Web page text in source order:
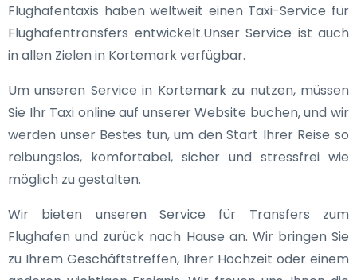
Flughafentaxis haben weltweit einen Taxi-Service für
Flughafentransfers entwickelt.Unser Service ist auch
in allen Zielen in Kortemark verfügbar.
Um unseren Service in Kortemark zu nutzen, müssen
Sie Ihr Taxi online auf unserer Website buchen, und wir
werden unser Bestes tun, um den Start Ihrer Reise so
reibungslos, komfortabel, sicher und stressfrei wie
möglich zu gestalten.
Wir bieten unseren Service für Transfers zum
Flughafen und zurück nach Hause an. Wir bringen Sie
zu Ihrem Geschäftstreffen, Ihrer Hochzeit oder einem